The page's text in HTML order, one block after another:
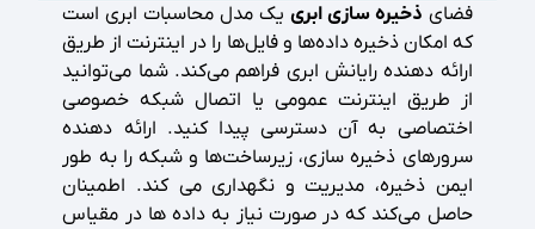
فضای ذخیره ‌سازی ابری یک مدل محاسبات ابری است
که امکان ذخیره داده‌‌ها و فایل‌‌ها را در اینترنت از طریق
ارائه ‌دهنده رایانش ابری فراهم می‌کند. شما می‌توانید
از طریق اینترنت عمومی یا اتصال شبکه خصوصی
اختصاصی به آن دسترسی پیدا کنید. ارائه ‌دهنده
سرورهای ذخیره ‌سازی، زیرساخت‌ها و شبکه را به ‌طور
ایمن ذخیره، مدیریت و نگهداری می ‌کند. اطمینان
حاصل می‌کند که در صورت نیاز به داده ‌ها در مقیاس